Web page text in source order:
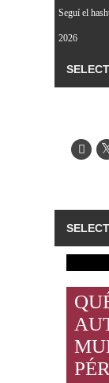
Seguí el
2026